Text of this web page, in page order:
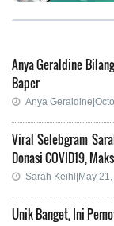
Anya Geraldine
Baper
Anya
Viral Selebgram
Donasi COVID19,
Sarah Keihl|May
Unik Banget, Ini